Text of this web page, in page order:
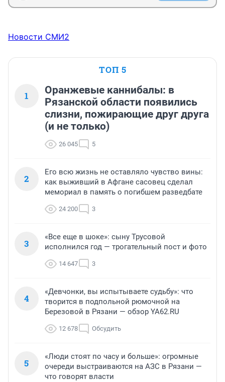
Новости СМИ2
ТОП 5
1
Оранжевые каннибалы: в
Рязанской области появились
слизни, пожирающие друг друга
(и не только)
26 045 5
2
Его всю жизнь не оставляло чувство вины:
как выживший в Афгане сасовец сделал
мемориал в память о погибшем разведбате
24 200 3
3
«Все еще в шоке»: сыну Трусовой
исполнился год — трогательный пост и фото
14 647 3
4
«Девчонки, вы испытываете судьбу»: что
творится в подпольной рюмочной на
Березовой в Рязани — обзор YA62.RU
12 678 Обсудить
5
«Люди стоят по часу и больше»: огромные
очереди выстраиваются на АЗС в Рязани —
что говорят власти